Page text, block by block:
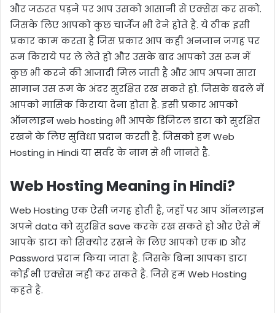
और जरुरत पड़ने पर आप उसको आसानी से एक्सेस कर सको.
जिसके लिए आपको कुछ चार्जेज भी देने होते है. ये ठीक इसी
प्रकार काम करता है जिस प्रकार आप कही अनजान जगह पर
रूम किराये पर ले लेते हो और उसके बाद आपको उस रूम में
कुछ भी करने की आजादी मिल जाती है और आप अपना सारा
सामान उस रूम के अंदर सुरक्षित रख सकते हो. जिसके बदले में
आपको मासिक किराया देना होता है. इसी प्रकार आपको
ऑनलाइन web hosting भी आपके डिजिटल डाटा को सुरक्षित
रखने के लिए सुविधा प्रदान करती है. जिसको हम Web
Hosting in Hindi या सर्वर के नाम से भी जानते है.
Web Hosting Meaning in Hindi?
Web Hosting एक ऐसी जगह होती है, जहाँ पर आप ऑनलाइन
अपने data को सुरक्षित save करके रख सकते हो और ऐसे में
आपके डाटा को सिक्योर रखने के लिए आपको एक ID और
Password प्रदान किया जाता है. जिसके बिना आपका डाटा
कोई भी एक्सेस नही कर सकते है. जिसे हम Web Hosting
कहते है.